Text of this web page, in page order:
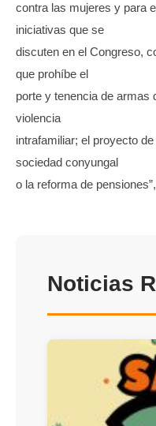
contra las mujeres y para
iniciativas que se
discuten en el Congreso,
que prohíbe el
porte y tenencia de armas
violencia
intrafamiliar; el proyecto
sociedad conyungal
o la reforma de
Noticias